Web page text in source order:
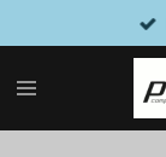
Hauptinhalt
springen